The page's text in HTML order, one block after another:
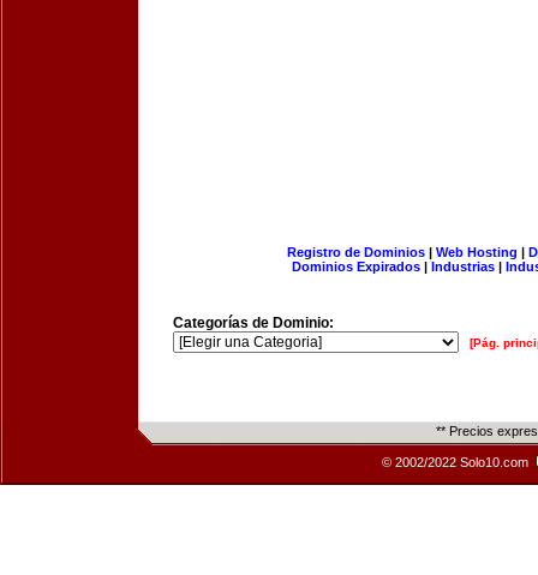
Registro de Dominios| Web Hosting |
Dominios Expirados | Industrias |
Categorías de Dominio:
[Pág.
** Precios
© 2002/2022 Solo10.com